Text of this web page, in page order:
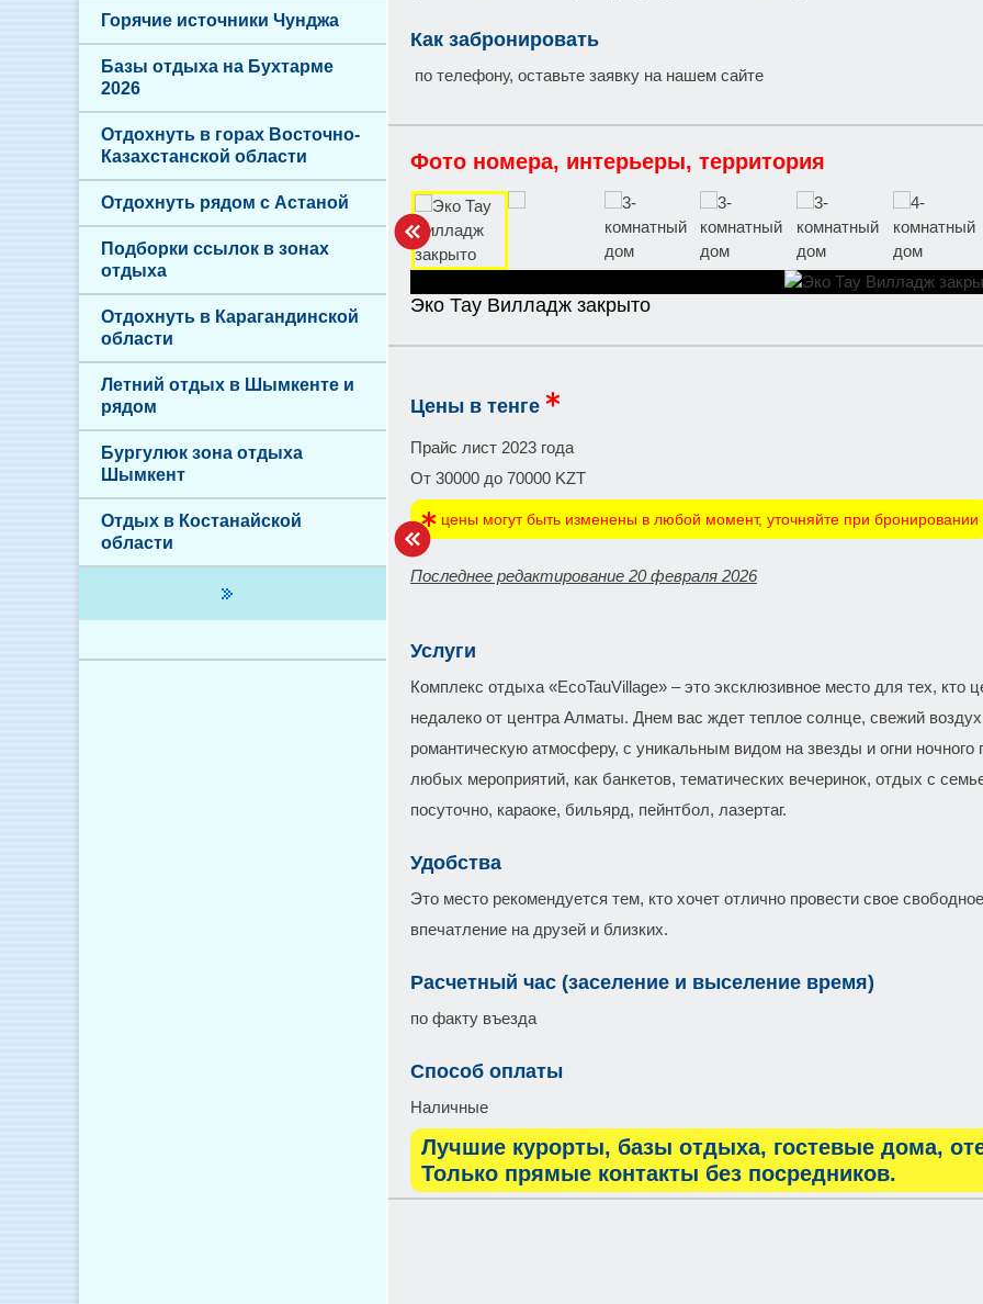
Как забронировать
по телефону, оставьте заявку на нашем сайте
Фото номера, интерьеры, территория
Эко Тау Вилладж закрыто
Цены в тенге
Прайс лист 2023 года
От 30000 до 70000 KZT
цены могут быть изменены в любой момент, уточняйте при бронировании
Последнее редактирование 20 февраля 2026
Услуги
Комплекс отдыха «EcoTauVillage» – это эксклюзивное место для тех, кто
недалеко от центра Алматы. Днем вас ждет теплое солнце, свежий
романтическую атмосферу, с уникальным видом на звезды и огни
любых мероприятий, как банкетов, тематических вечеринок, отдых с
посуточно, караоке, бильярд, пейнтбол, лазертаг.
Удобства
Это место рекомендуется тем, кто хочет отлично провести свое
впечатление на друзей и близких.
Расчетный час (заселение и выселение время)
по факту въезда
Способ оплаты
Наличные
Лучшие курорты, базы отдыха, гостевые дома,
Только прямые контакты без посредников.
Горячие источники Чунджа
Базы отдыха на Бухтарме
2026
Отдохнуть в горах Восточно-
Казахстанской области
Отдохнуть рядом с Астаной
Подборки ссылок в зонах
отдыха
Отдохнуть в Карагандинской
области
Летний отдых в Шымкенте и
рядом
Бургулюк зона отдыха
Шымкент
Отдых в Костанайской
области